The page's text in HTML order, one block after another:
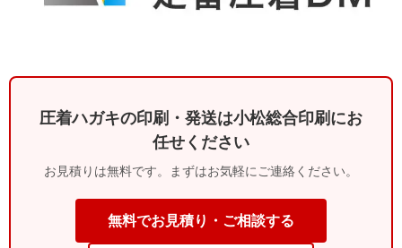
圧着ハガキの印刷・発送は小松総合印刷にお
任せください
お見積りは無料です。まずはお気軽にご連絡ください。
無料でお見積り・ご相談する